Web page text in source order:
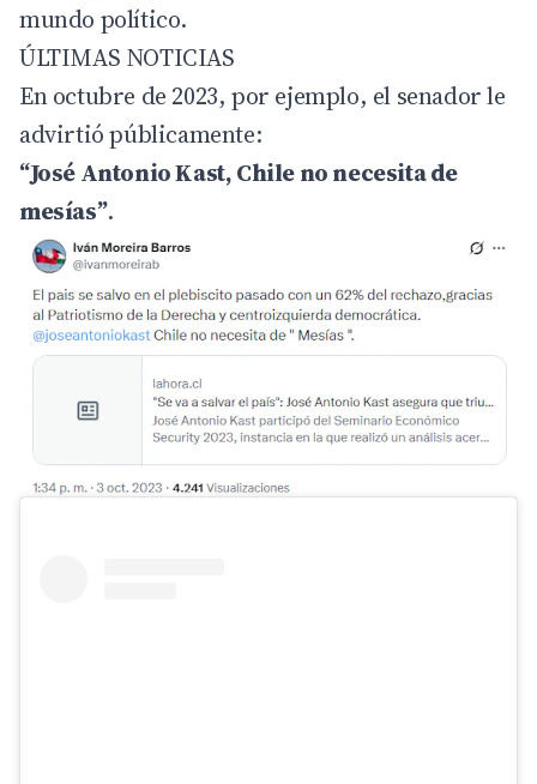
mundo político.
ÚLTIMAS NOTICIAS
En octubre de 2023, por ejemplo, el senador le
advirtió públicamente:
“José Antonio Kast, Chile no necesita de
mesías”.